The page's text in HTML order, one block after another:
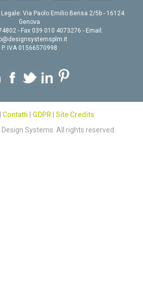
Via Paolo Emilio Bensa 2/5b - 16124
Genova
- Fax 039 010 4073276 - Email:
P. IVA 01566570998
Contatti GDPR
Site Credits
Systems. All rights reserved.